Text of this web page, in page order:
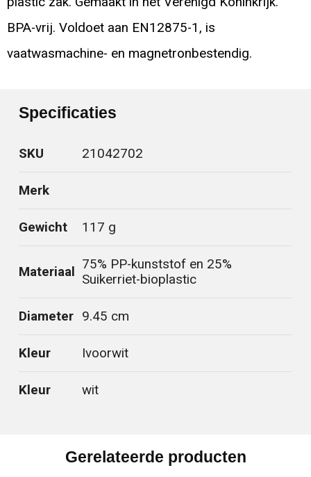
BPA-vrij. Voldoet aan EN12875-1, is
vaatwasmachine- en magnetronbestendig.
Specificaties
SKU 21042702
Merk
Gewicht 117 g
Materiaal
75% PP-kunststof en 25%
Suikerriet-bioplastic
Diameter 9.45 cm
Kleur Ivoorwit
Kleur wit
Gerelateerde producten